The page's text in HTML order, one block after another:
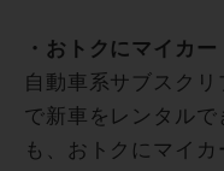
・おトクにマイカ
自動車系サブスク
で新車をレンタル
も、おトクにマイ